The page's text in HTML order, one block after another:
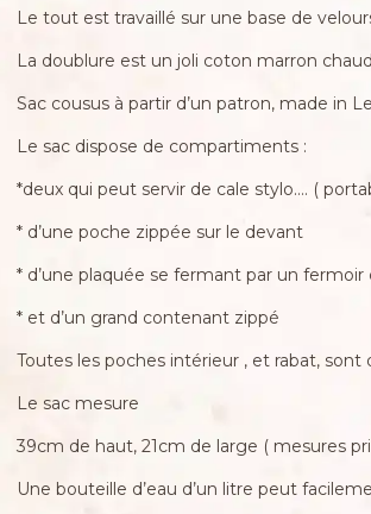
Le tout est travaillé sur une base de
La doublure est un joli coton marron
Sac cousus à partir d’un patron, made in
Le sac dispose de compartiments :
*deux qui peut servir de cale stylo…. (
* d’une poche zippée sur le devant
* d’une plaquée se fermant par un fermoir
* et d’un grand contenant zippé
Toutes les poches intérieur , et rabat, sont
Le sac mesure
39cm de haut, 21cm de large ( mesures
Une bouteille d’eau d’un litre peut